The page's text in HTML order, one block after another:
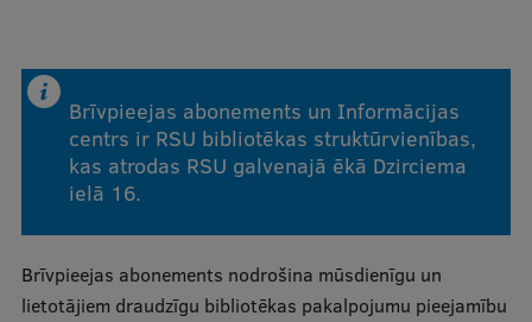
galvenā
izvēlne
Studiju iespējas
Pamatstudiju programmas
Maģistra studiju programmas
Rezidentūra
Brīvpieejas abonements un Informācijas
centrs ir RSU bibliotēkas struktūrvienības,
kas atrodas RSU galvenajā ēkā Dzirciema
ielā 16.
Brīvpieejas abonements nodrošina mūsdienīgu un
lietotājiem draudzīgu bibliotēkas pakalpojumu pieejamību